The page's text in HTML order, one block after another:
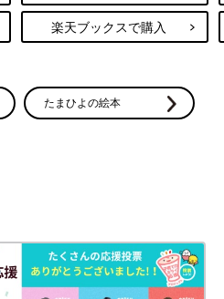
楽天ブックスで購入
たまひよの絵本